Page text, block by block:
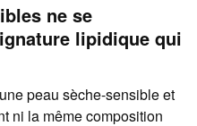
ne se
lipidique qui
peau sèche-sensible et
ni la même composition